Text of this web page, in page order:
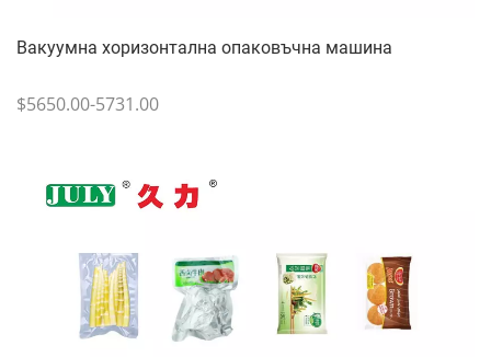
Вакуумна хоризонтална опаковъчна машина
$5650.00-5731.00